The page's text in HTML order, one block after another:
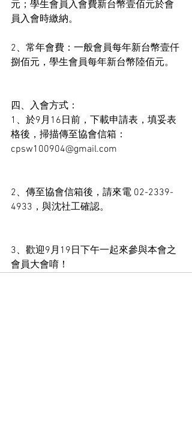
元；學生會員入會費新台幣壹佰元於會
員入會時繳納。
2、常年會費：一般會員每年新台幣壹仟
捌佰元，學生會員每年新台幣陸佰元。
四、入會方式：
1、於9月16日前，下載申請表，填妥表
格後，掃描傳至協會信箱：
cpsw100904@gmail.com
2、傳至協會信箱後，請來電 02-2339-
4933，與沈社工確認。
3、歡迎9月19日下午一起來參與本會之
會員大會唷！